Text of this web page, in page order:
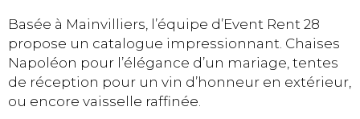
Basée à Mainvilliers, l’équipe d’Event Rent 28
propose un catalogue impressionnant. Chaises
Napoléon pour l’élégance d’un mariage, tentes
de réception pour un vin d’honneur en extérieur,
ou encore vaisselle raffinée.